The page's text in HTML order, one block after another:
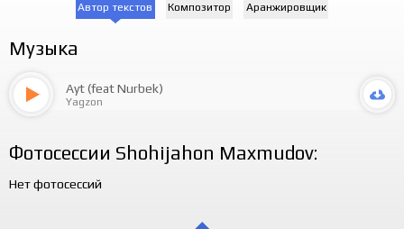
Автор текстов Композитор Аранжировщик
Музыка
Ayt (feat Nurbek)
Yagzon
Фотосессии Shohijahon Maxmudov:
Нет фотосессий